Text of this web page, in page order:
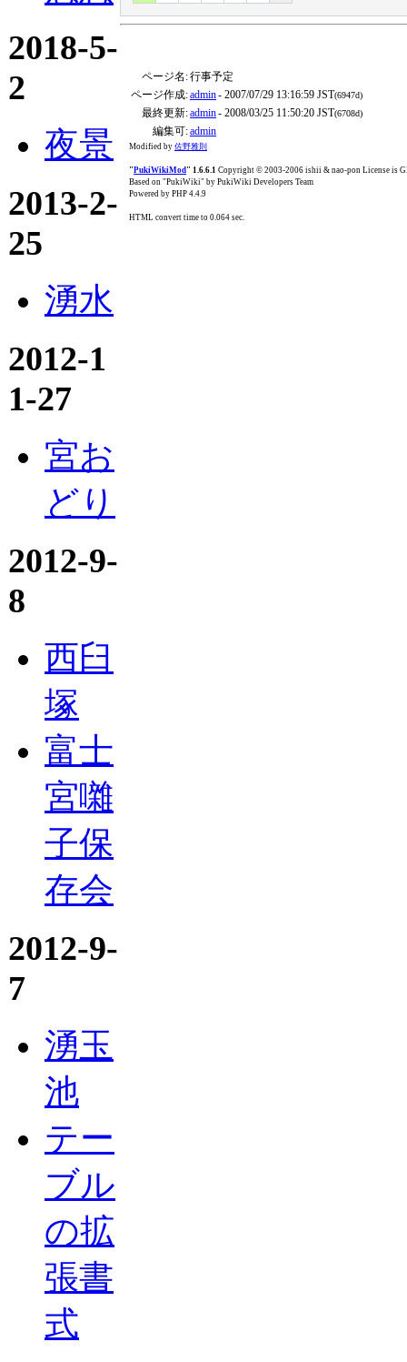
2018-5-
2
夜景
2013-2-
25
湧水
2012-1
1-27
宮お
どり
2012-9-
8
西臼
塚
富士
宮囃
子保
存会
2012-9-
7
湧玉
池
テー
ブル
の拡
張書
式
ページ名:行事予定
ページ作成:admin- 2007/07/29 13:16:59 JST(6947d)
最終更新:admin- 2008/03/25 11:50:20 JST(6708d)
編集可:admin
Modified by 佐野雅則
"PukiWikiMod" 1.6.6.1 Copyright © 2003-2006 ishii & nao-pon License is
Based on "PukiWiki" by PukiWiki Developers Team
Powered by PHP 4.4.9
HTML convert time to 0.064 sec.